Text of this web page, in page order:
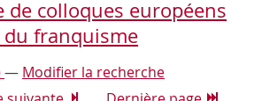
de colloques européens
franquisme
— Modifier la recherche